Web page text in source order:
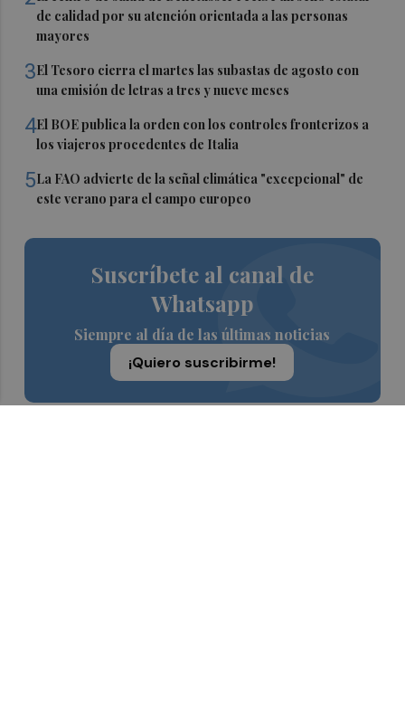
de calidad por su atención orientada a las personas
mayores
3El Tesoro cierra el martes las subastas de agosto con
una emisión de letras a tres y nueve meses
4El BOE publica la orden con los controles fronterizos a
los viajeros procedentes de Italia
5La FAO advierte de la señal climática "excepcional" de
este verano para el campo europeo
Suscríbete al canal de
Whatsapp
Siempre al día de las últimas noticias
¡Quiero suscribirme!